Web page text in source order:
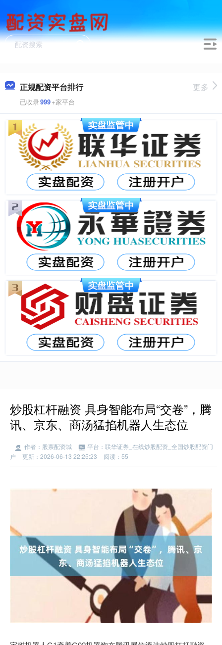
正规配资平台排行
已收录999+家平台
更多
炒股杠杆融资 具身智能布局“交卷”，腾
讯、京东、商汤猛掐机器人生态位
作者：股票配资城
平台：联华证券_在线炒股配资_全国炒股配资门
户
更新：2026-06-13 22:25:23 阅读：55